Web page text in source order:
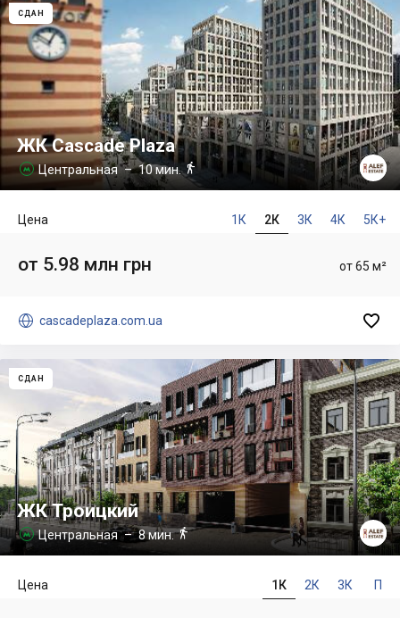
СДАН
ЖК Cascade Plaza
 Центральная– 10 мин. 
1К 2К 3К 4К 5К+
Цена
от 65 м²
от 5.98 млн грн
 cascadeplaza.com.ua 
СДАН
ЖК Троицкий
 Центральная– 8 мин.
1К 2К 3К П
Цена